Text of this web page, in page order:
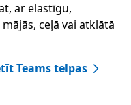
ar elastīgu,
ceļā vai atklātā
Teams telpas